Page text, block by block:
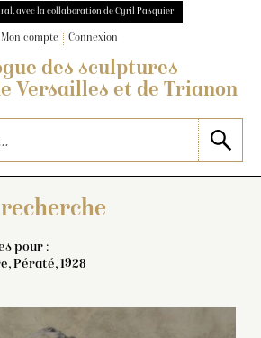
avec la collaboration de Cyril Pasquier
Mon compte Connexion
des sculptures
Versailles et de Trianon
pour :
Pératé, 1928